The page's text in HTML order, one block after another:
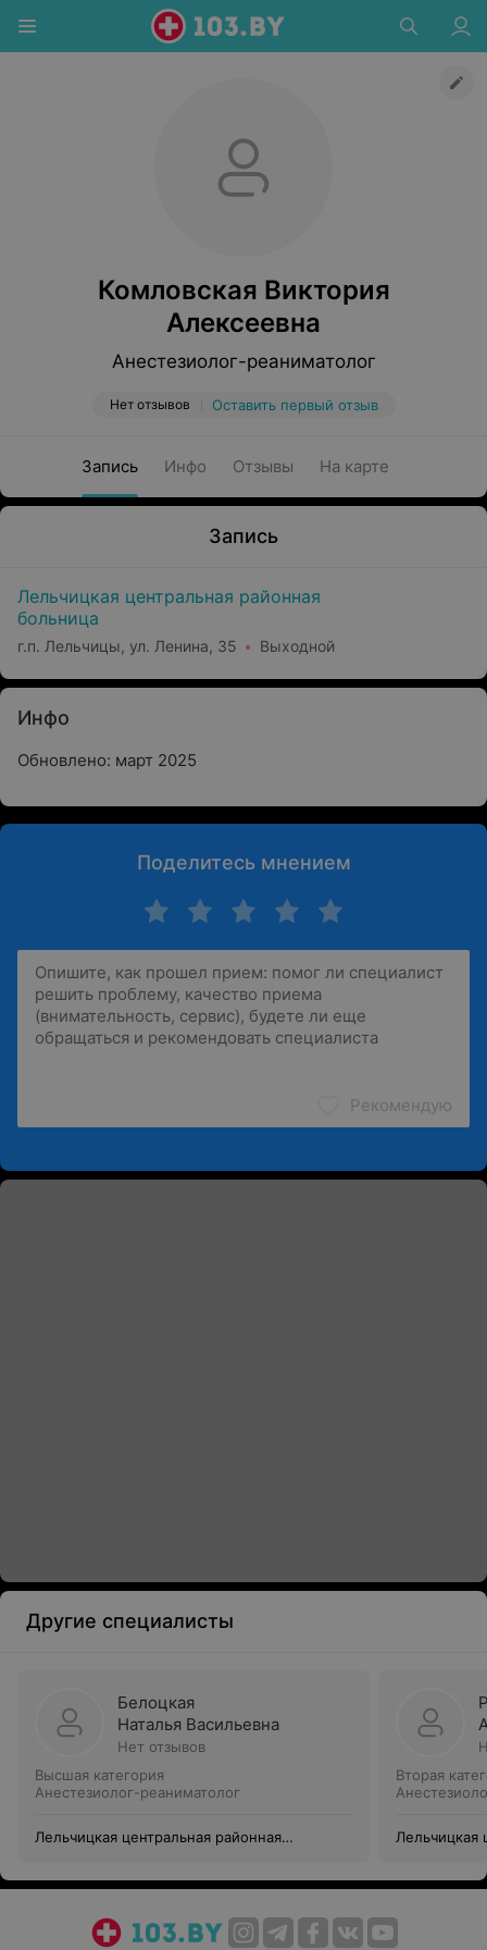
Комловская Виктория
Алексеевна
Анестезиолог-реаниматолог
Нет отзывов Оставить первый отзыв
Запись Инфо Отзывы На карте
Запись
Лельчицкая центральная районная
больница
г.п. Лельчицы, ул. Ленина, 35 Выходной
Инфо
Обновлено: март 2025
Поделитесь мнением
Рекомендую
Другие специалисты
Белоцкая
Наталья Васильевна
Нет отзывов
Высшая категория
Анестезиолог-реаниматолог
Лельчицкая центральная районная
Вторая
Лельчицкая